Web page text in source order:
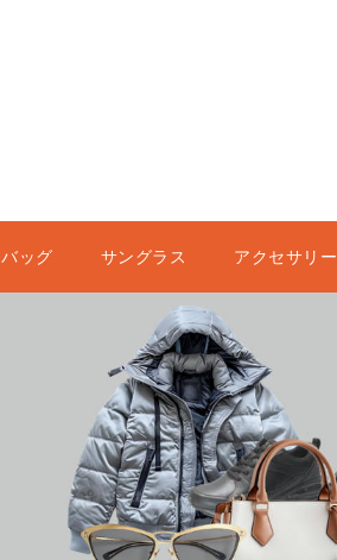
バッグ サングラス アクセサリー